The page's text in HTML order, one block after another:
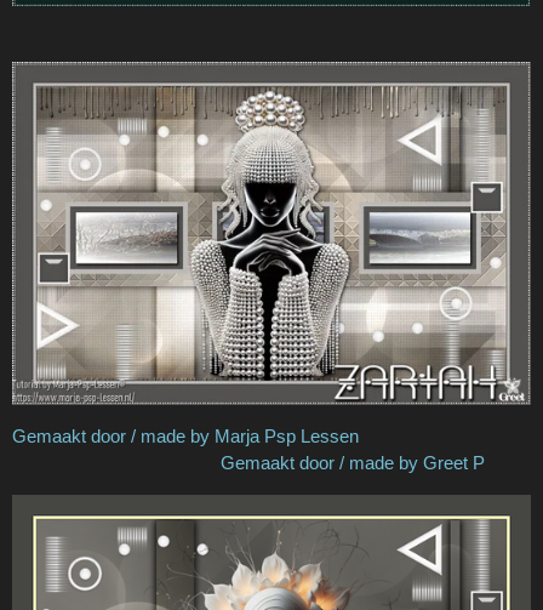
Gemaakt door / made by Marja Psp Lessen
Gemaakt door / made by Greet P